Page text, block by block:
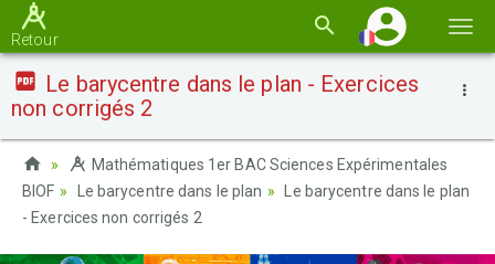
la
Retour
Le barycentre dans le plan - Exercices
non corrigés 2
Mathématiques 1er BAC Sciences Expérimentales
BIOF
Le barycentre dans le plan
Le barycentre dans le plan
- Exercices non corrigés 2